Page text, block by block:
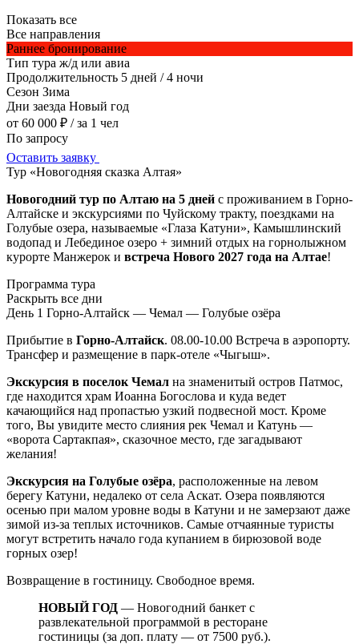
Показать все
Все направления
Раннее бронирование
Тип тура ж/д или авиа
Продолжительность 5 дней / 4 ночи
Сезон Зима
Дни заезда Новый год
от 60 000 ₽ / за 1 чел
По запросу
Оставить заявку
Тур «Новогодняя сказка Алтая»
Новогодний тур по Алтаю на 5 дней с проживанием в Горно-
Алтайске и экскурсиями по Чуйскому тракту, поездками на
Голубые озера, называемые «Глаза Катуни», Камышлинский
водопад и Лебединое озеро + зимний отдых на горнолыжном
курорте Манжерок и встреча Нового 2027 года на Алтае!
Программа тура
Раскрыть все дни
День 1 Горно-Алтайск — Чемал — Голубые озёра
Прибытие в Горно-Алтайск. 08.00-10.00 Встреча в аэропорту.
Трансфер и размещение в парк-отеле «Чыгыш».
Экскурсия в поселок Чемал на знаменитый остров Патмос,
где находится храм Иоанна Богослова и куда ведет
качающийся над пропастью узкий подвесной мост. Кроме
того, Вы увидите место слияния рек Чемал и Катунь —
«ворота Сартакпая», сказочное место, где загадывают
желания!
Экскурсия на Голубые озёра, расположенные на левом
берегу Катуни, недалеко от села Аскат. Озера появляются
осенью при малом уровне воды в Катуни и не замерзают даже
зимой из-за теплых источников. Самые отчаянные туристы
могут встретить начало года купанием в бирюзовой воде
горных озер!
Возвращение в гостиницу. Свободное время.
НОВЫЙ ГОД — Новогодний банкет с
развлекательной программой в ресторане
гостиницы (за доп. плату — от 7500 руб.).